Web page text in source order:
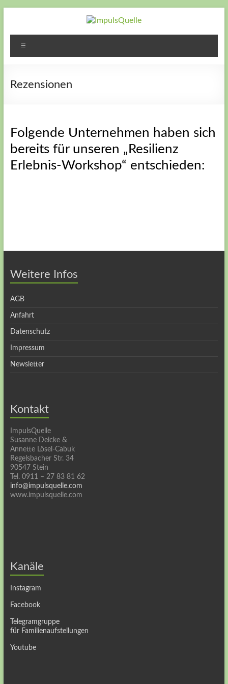
ImpulsQuelle
Zeit für
Veränderung
gehen – Zeit
Rezensionen
Folgende Unternehmen haben sich
bereits für unseren „Resilienz
Erlebnis-Workshop“ entschieden:
Weitere Infos
AGB
Anfahrt
Datenschutz
Impressum
Newsletter
Kontakt
ImpulsQuelle
Susanne Deicke &
Annette Lösel-Cabuk
Regelsbacher Str. 34
90547 Stein
Tel. 0911 – 27 83 81 62
info@impulsquelle.com
www.impulsquelle.com
Kanäle
Instagram
Facebook
Telegramgruppe
für Familienaufstellungen
Youtube